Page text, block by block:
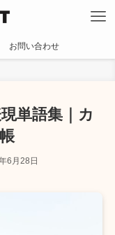
お問い合わせ
単語集｜カ
6月28日